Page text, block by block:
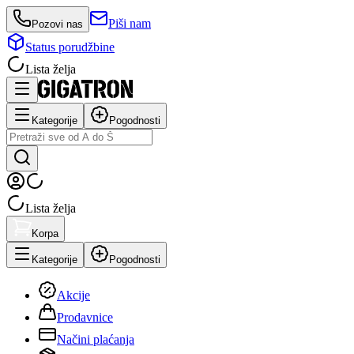
Pozovi nas
Piši nam
Status porudžbine
Lista želja
Kategorije Pogodnosti
Lista želja
Korpa
Kategorije Pogodnosti
Akcije
Prodavnice
Načini plaćanja